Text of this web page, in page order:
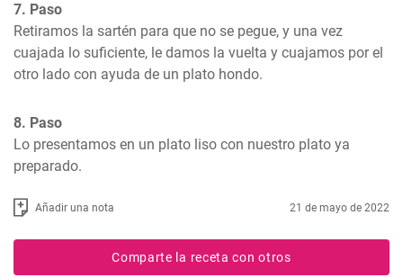
7. Paso
Retiramos la sartén para que no se pegue, y una vez
cuajada lo suficiente, le damos la vuelta y cuajamos por el
otro lado con ayuda de un plato hondo.
8. Paso
Lo presentamos en un plato liso con nuestro plato ya
preparado.
Añadir una nota 21 de mayo de 2022
Comparte la receta con otros